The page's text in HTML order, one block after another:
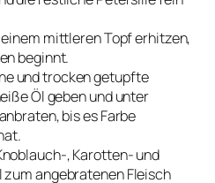
mittleren Topf erhitzen,
beginnt.
und trocken getupfte
Öl geben und unter
bis es Farbe
, Karotten- und
angebratenen Fleisch